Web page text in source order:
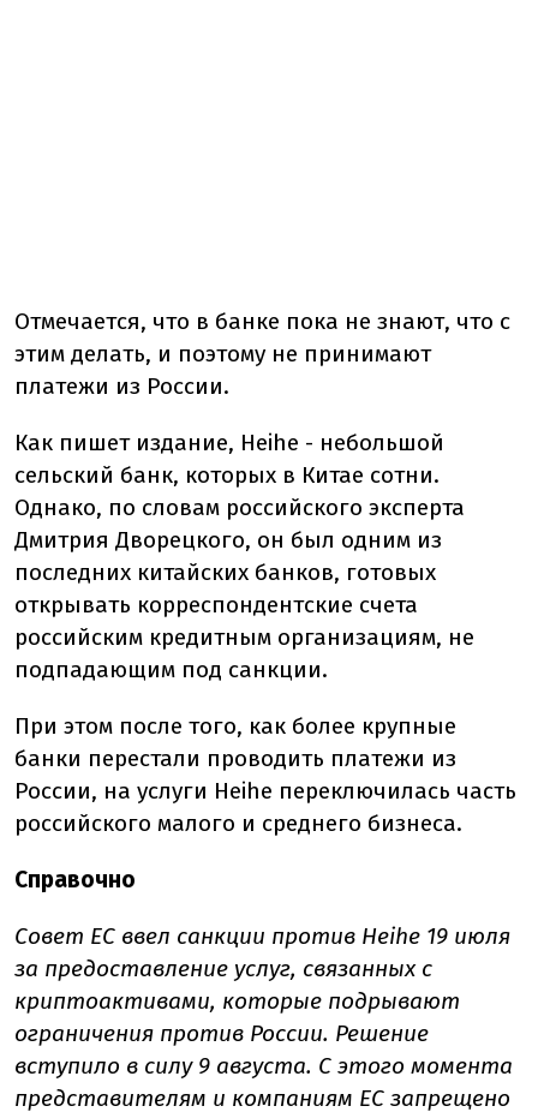
Отмечается, что в банке пока не знают, что с
этим делать, и поэтому не принимают
платежи из России.
Как пишет издание, Heihe - небольшой
сельский банк, которых в Китае сотни.
Однако, по словам российского эксперта
Дмитрия Дворецкого, он был одним из
последних китайских банков, готовых
открывать корреспондентские счета
российским кредитным организациям, не
подпадающим под санкции.
При этом после того, как более крупные
банки перестали проводить платежи из
России, на услуги Heihe переключилась часть
российского малого и среднего бизнеса.
Справочно
Совет ЕС ввел санкции против Heihe 19 июля
за предоставление услуг, связанных с
криптоактивами, которые подрывают
ограничения против России. Решение
вступило в силу 9 августа. С этого момента
представителям и компаниям ЕС запрещено